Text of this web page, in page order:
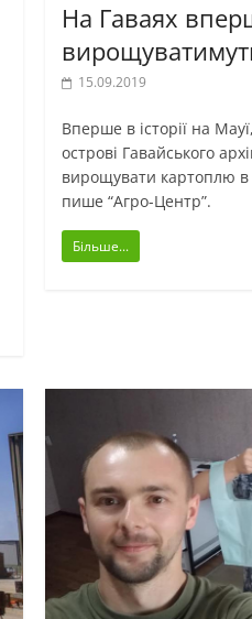
На Гаваях
15.09.2019
Вперше в історії на
острові Гавайського
вирощувати картоплю
пише “Агро-Центр”.
Більше...